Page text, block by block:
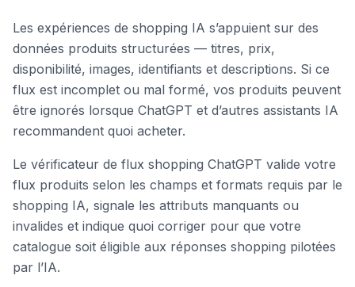
Les expériences de shopping IA s’appuient sur des
données produits structurées — titres, prix,
disponibilité, images, identifiants et descriptions. Si ce
flux est incomplet ou mal formé, vos produits peuvent
être ignorés lorsque ChatGPT et d’autres assistants IA
recommandent quoi acheter.
Le vérificateur de flux shopping ChatGPT valide votre
flux produits selon les champs et formats requis par le
shopping IA, signale les attributs manquants ou
invalides et indique quoi corriger pour que votre
catalogue soit éligible aux réponses shopping pilotées
par l’IA.